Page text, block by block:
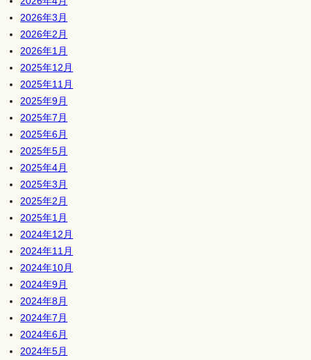
2026年3月
2026年2月
2026年1月
2025年12月
2025年11月
2025年9月
2025年7月
2025年6月
2025年5月
2025年4月
2025年3月
2025年2月
2025年1月
2024年12月
2024年11月
2024年10月
2024年9月
2024年8月
2024年7月
2024年6月
2024年5月